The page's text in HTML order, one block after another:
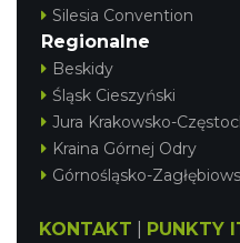
Silesia Convention
Regionalne
Beskidy
Śląsk Cieszyński
Jura Krakowsko-
Kraina Górnej Odry
Górnośląsko-
KONTAKT PUNKTY